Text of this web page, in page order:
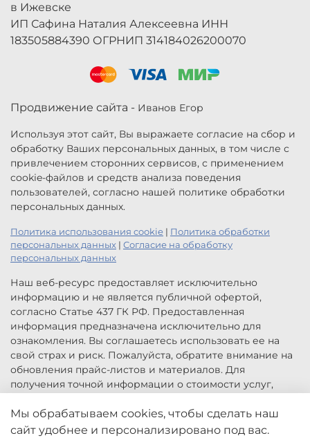
в Ижевске
ИП Сафина Наталия Алексеевна ИНН
183505884390 ОГРНИП 314184026200070
Продвижение сайта - Иванов Егор
Используя этот сайт, Вы выражаете согласие на сбор и
обработку Ваших персональных данных, в том числе с
привлечением сторонних сервисов, с применением
cookie-файлов и средств анализа поведения
пользователей, согласно нашей политике обработки
персональных данных.
Политика использования cookie | Политика обработки
персональных данных | Согласие на обработку
персональных данных
Наш веб-ресурс предоставляет исключительно
информацию и не является публичной офертой,
согласно Статье 437 ГК РФ. Предоставленная
информация предназначена исключительно для
ознакомления. Вы соглашаетесь использовать ее на
свой страх и риск. Пожалуйста, обратите внимание на
обновления прайс-листов и материалов. Для
получения точной информации о стоимости услуг,
заказа услуг заполните форму обратной связи.
Цены, указанные на сайте приведены как справочная
Мы обрабатываем cookies, чтобы сделать наш
сайт удобнее и персонализировано под вас.